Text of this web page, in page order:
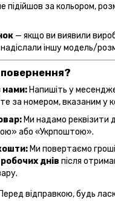
підійшов за кольором,
— якщо ви виявили
іншу модель/
нами: Напишіть у
за номером, вказаним у
Ми надамо реквізити
або «Укрпоштою».
Ми повертаємо
днів після
Перед відправкою, будь